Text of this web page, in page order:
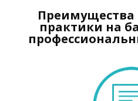
практики на